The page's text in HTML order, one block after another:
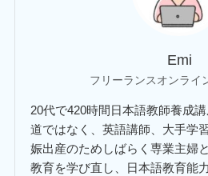
Emi
フリーランスオンライ
20代で420時間日本語教師養成
道ではなく、英語講師、大手学
娠出産のためしばらく専業主婦
教育を学び直し、日本語教育能